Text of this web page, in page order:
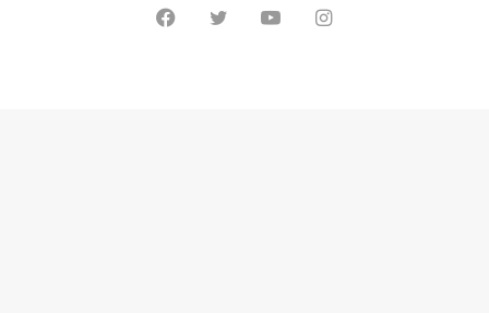
FacebookTwitter YouTubeInstagram